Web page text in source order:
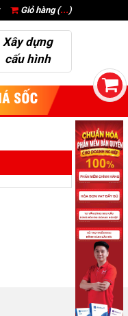
Giỏ hàng (...)
Xây dựng
cấu hình